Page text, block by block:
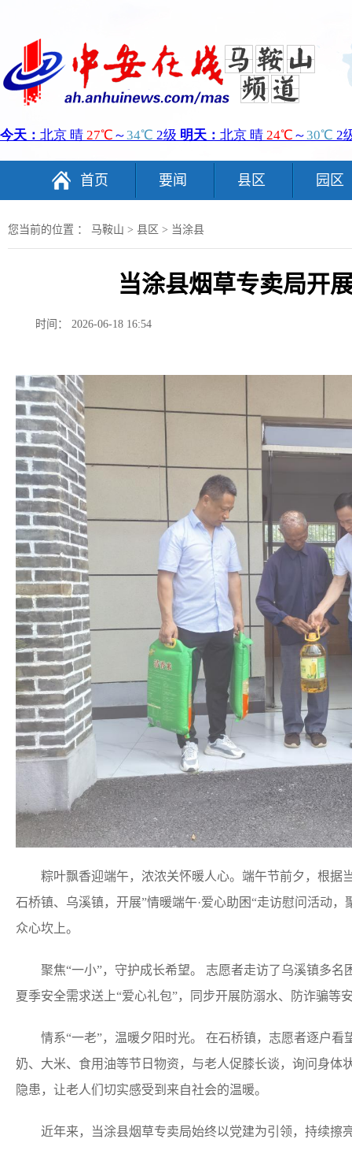
首页 要闻 县区 园区
您当前的位置 ： 马鞍山 > 县区 > 当涂县
当涂县烟草专卖局开
时间： 2026-06-18 16:54
粽叶飘香迎端午，浓浓关怀暖人心。端午节前夕，根据
石桥镇、乌溪镇，开展”情暖端午·爱心助困“走访慰问活动
众心坎上。
聚焦“一小”，守护成长希望。 志愿者走访了乌溪镇多名
夏季安全需求送上“爱心礼包”，同步开展防溺水、防诈骗等
情系“一老”，温暖夕阳时光。 在石桥镇，志愿者逐户看
奶、大米、食用油等节日物资，与老人促膝长谈，询问身体
隐患，让老人们切实感受到来自社会的温暖。
近年来，当涂县烟草专卖局始终以党建为引领，持续擦